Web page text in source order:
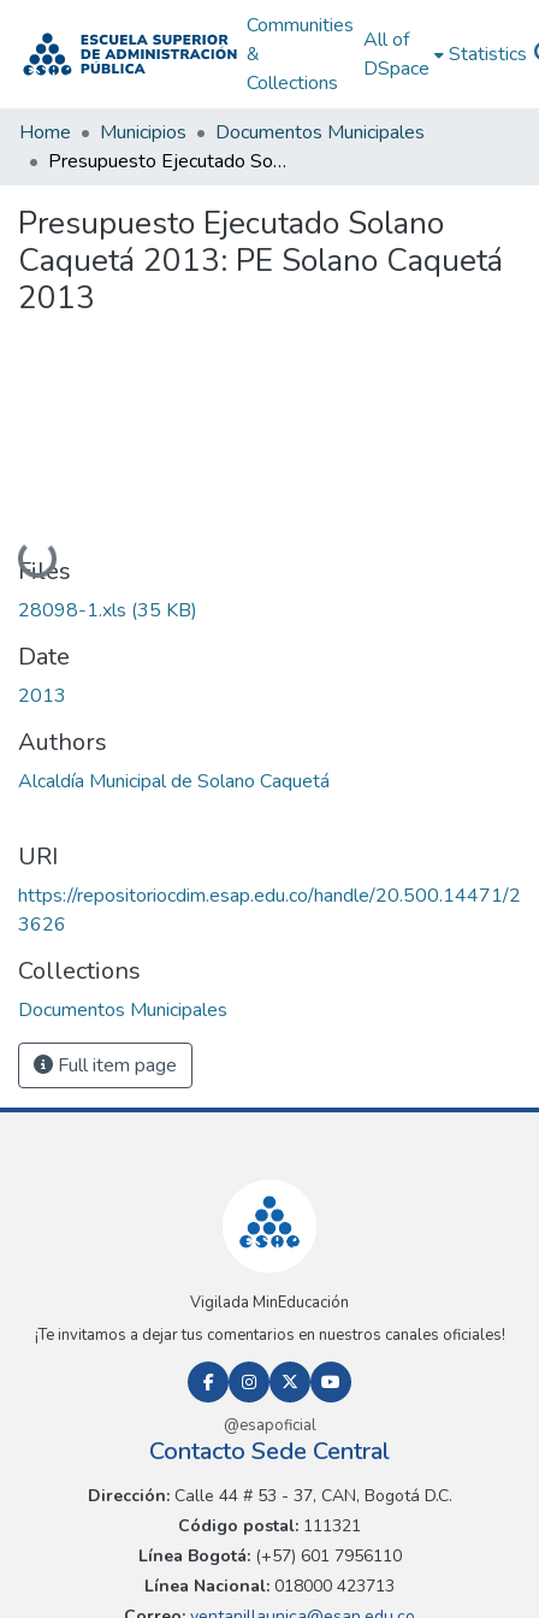
Communities
&
Collections
All of
DSpace
Statistics
Home Municipios
Documentos Municipales
Presupuesto Ejecutado Solano Caquetá 2013: PE Solano Caquetá 2013
Presupuesto Ejecutado Solano
Caquetá 2013: PE Solano Caquetá
2013
Loading...
Files
28098-1.xls (35 KB)
Date
2013
Authors
Alcaldía Municipal de Solano Caquetá
URI
https://repositoriocdim.esap.edu.co/handle/20.500.14471/2
3626
Collections
Documentos Municipales
Full item page
Vigilada MinEducación
¡Te invitamos a dejar tus comentarios en nuestros canales oficiales!
@esapoficial
Contacto Sede Central
Dirección:Calle 44 # 53 - 37, CAN, Bogotá D.C.
Código postal: 111321
Línea Bogotá:(+57) 601 7956110
Línea Nacional: 018000 423713